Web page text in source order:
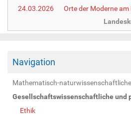
24.03.2026
Orte der Moderne am
Navigation
Mathematisch-
Gesellschaftswissenschaftliche und
Ethik